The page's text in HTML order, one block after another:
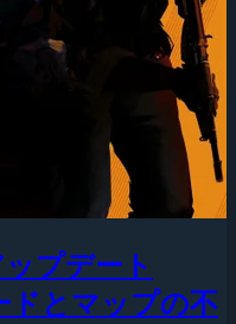
ップデート
ドとマップの不